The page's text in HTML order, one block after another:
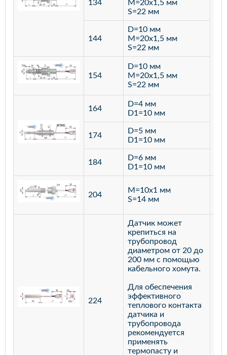
134
M=20х1,5 мм
S=22 мм
144
D=10 мм
M=20х1,5 мм
S=22 мм
154
D=10 мм
M=20х1,5 мм
S=22 мм
164
D=4 мм
D1=10 мм
174
D=5 мм
D1=10 мм
184
D=6 мм
D1=10 мм
204
M=10х1 мм
S=14 мм
224
Датчик может
крепиться на
трубопровод
диаметром от 20 до
200 мм с помощью
кабельного хомута.
Для обеспечения
эффективного
теплового контакта
датчика и
трубопровода
рекомендуется
применять
термопасту и